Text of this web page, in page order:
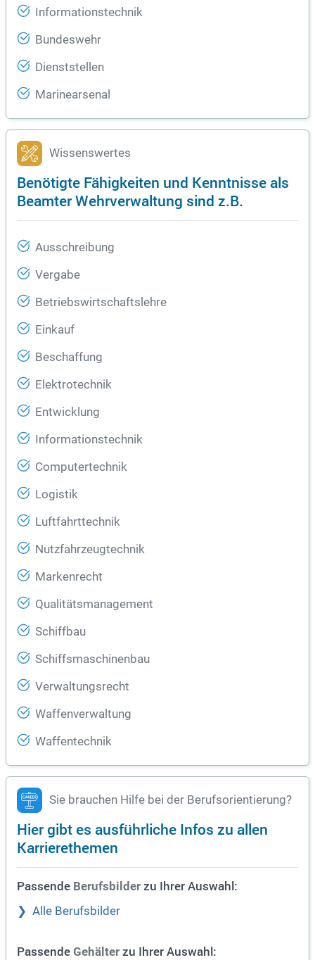
Informationstechnik
Bundeswehr
Dienststellen
Marinearsenal
Wissenswertes
Benötigte Fähigkeiten und Kenntnisse als
Beamter Wehrverwaltung sind z.B.
Ausschreibung
Vergabe
Betriebswirtschaftslehre
Einkauf
Beschaffung
Elektrotechnik
Entwicklung
Informationstechnik
Computertechnik
Logistik
Luftfahrttechnik
Nutzfahrzeugtechnik
Markenrecht
Qualitätsmanagement
Schiffbau
Schiffsmaschinenbau
Verwaltungsrecht
Waffenverwaltung
Waffentechnik
Sie brauchen Hilfe bei der Berufsorientierung?
Hier gibt es ausführliche Infos zu allen
Karrierethemen
Passende Berufsbilder zu Ihrer Auswahl:
Alle Berufsbilder
Passende Gehälter zu Ihrer Auswahl: